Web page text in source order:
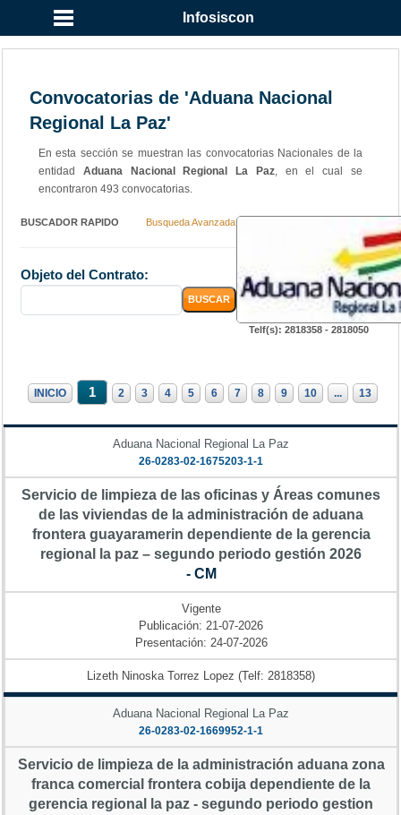
Infosiscon
Convocatorias de 'Aduana Nacional
Regional La Paz'
En esta sección se muestran las convocatorias Nacionales de la
entidad Aduana Nacional Regional La Paz, en el cual se
encontraron 493 convocatorias.
BUSCADOR RAPIDO Busqueda Avanzada
Objeto del Contrato:
Telf(s): 2818358 - 2818050
INICIO 1 2 3 4 5 6 7 8 9 10 ... 13
Aduana Nacional Regional La Paz
26-0283-02-1675203-1-1
Servicio de limpieza de las oficinas y Áreas comunes
de las viviendas de la administración de aduana
frontera guayaramerin dependiente de la gerencia
regional la paz – segundo periodo gestión 2026
- CM
Vigente
Publicación: 21-07-2026
Presentación: 24-07-2026
Lizeth Ninoska Torrez Lopez (Telf: 2818358)
Aduana Nacional Regional La Paz
26-0283-02-1669952-1-1
Servicio de limpieza de la administración aduana zona
franca comercial frontera cobija dependiente de la
gerencia regional la paz - segundo periodo gestion